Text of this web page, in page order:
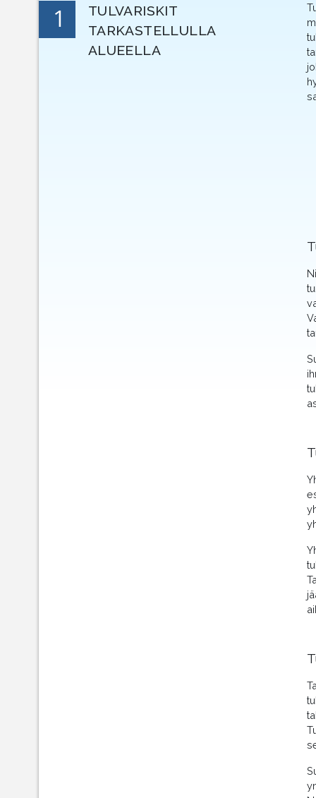
1
TULVARISKIT
TARKASTELLULLA
ALUEELLA